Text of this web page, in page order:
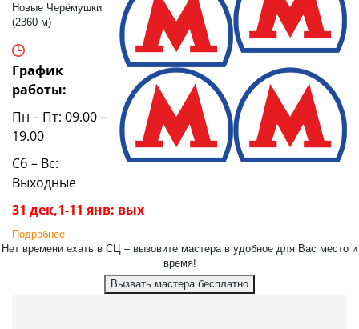
Новые Черёмушки
(2360 м)
График
работы:
Пн – Пт: 09.00 –
19.00
Сб – Вс:
Выходные
31 дек,1-11 янв: вых
Подробнее
Нет времени ехать в СЦ – вызовите мастера в удобное для Вас место и
время!
Вызвать мастера бесплатно